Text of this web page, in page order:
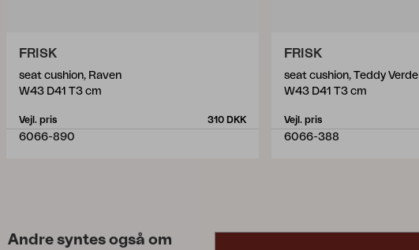
FRISK
seat cushion, Raven
W43 D41 T3 cm
Vejl. pris 310 DKK
6066-890
FRISK
seat cushion, Teddy Verde
W43 D41 T3 cm
Vejl. pris
6066-388
Andre syntes også om